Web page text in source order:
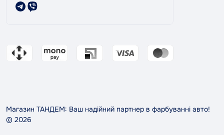
Магазин ТАНДЕМ: Ваш надійний партнер в фарбуванні авто!
© 2026